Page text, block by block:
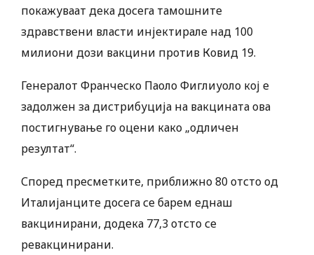
покажуваат дека досега тамошните
здравствени власти инјектирале над 100
милиони дози вакцини против Ковид 19.
Генералот Франческо Паоло Фиглиуоло кој е
задолжен за дистрибуција на вакцината ова
постигнување го оцени како „одличен
резултат“.
Според пресметките, приближно 80 отсто од
Италијанците досега се барем еднаш
вакцинирани, додека 77,3 отсто се
ревакцинирани.